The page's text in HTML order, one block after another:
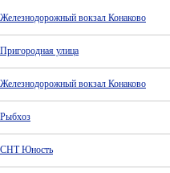
Железнодорожный вокзал Конаково
Пригородная улица
Железнодорожный вокзал Конаково
Рыбхоз
СНТ Юность